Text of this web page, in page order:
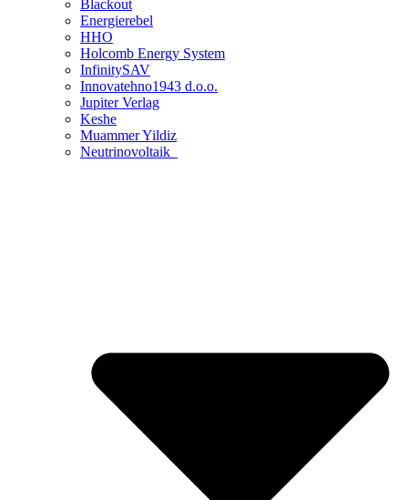
Blackout
Energierebel
HHO
Holcomb Energy System
InfinitySAV
Innovatehno1943 d.o.o.
Jupiter Verlag
Keshe
Muammer Yildiz
Neutrinovoltaik